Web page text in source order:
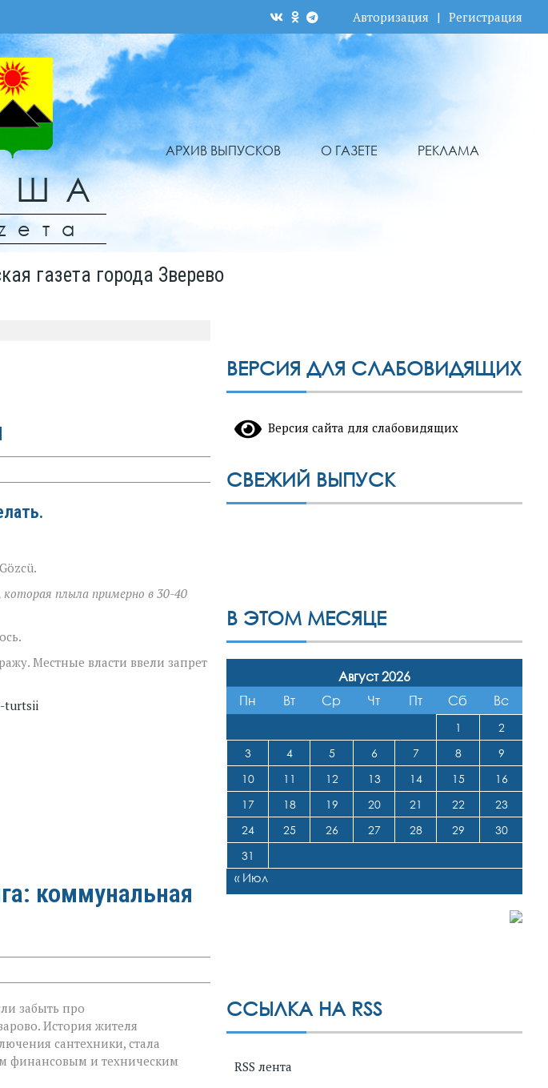
Авторизация | Регистрация
АРХИВ ВЫПУСКОВ О ГАЗЕТЕ РЕКЛАМА
газета города Зверево
которая плыла примерно в 30-40
Местные власти ввели запрет
turtsii
коммунальная
забыть про
История жителя
сантехники, стала
финансовым и техническим
ВЕРСИЯ ДЛЯ СЛАБОВИДЯЩИХ
Версия сайта для слабовидящих
СВЕЖИЙ ВЫПУСК
В ЭТОМ МЕСЯЦЕ
Август 2026
Пн
Вт Ср Чт Пт Сб Вс
1
2
3
4 5 6 7 8
9
10
11 12 13 14 15
16
17
18 19 20 21 22
23
24
25 26 27 28 29
30
31
« Июл
ССЫЛКА НА RSS
RSS лента